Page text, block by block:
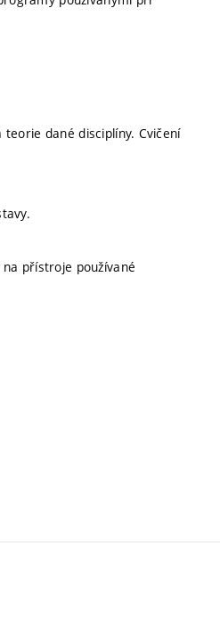
dané disciplíny. Cvičení
přístroje používané